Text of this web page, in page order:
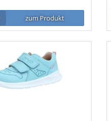
zum Produkt